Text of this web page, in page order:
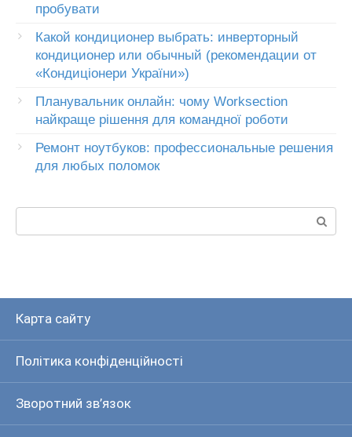
пробувати
Какой кондиционер выбрать: инверторный
кондиционер или обычный (рекомендации от
«Кондиціонери України»)
Планувальник онлайн: чому Worksection
найкраще рішення для командної роботи
Ремонт ноутбуков: профессиональные решения
для любых поломок
Карта сайту
Політика конфіденційності
Зворотний зв’язок